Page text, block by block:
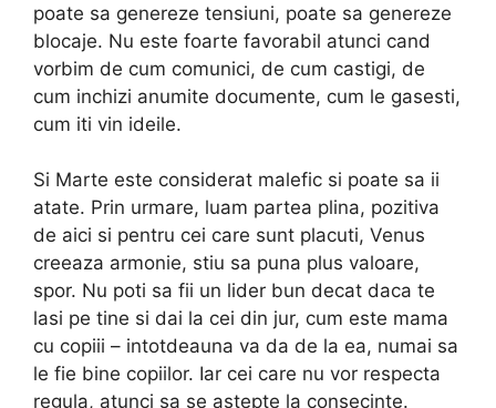
poate sa genereze tensiuni, poate sa genereze
blocaje. Nu este foarte favorabil atunci cand
vorbim de cum comunici, de cum castigi, de
cum inchizi anumite documente, cum le gasesti,
cum iti vin ideile.
Si Marte este considerat malefic si poate sa ii
atate. Prin urmare, luam partea plina, pozitiva
de aici si pentru cei care sunt placuti, Venus
creeaza armonie, stiu sa puna plus valoare,
spor. Nu poti sa fii un lider bun decat daca te
lasi pe tine si dai la cei din jur, cum este mama
cu copiii – intotdeauna va da de la ea, numai sa
le fie bine copiilor. Iar cei care nu vor respecta
regula, atunci sa se astepte la consecinte.